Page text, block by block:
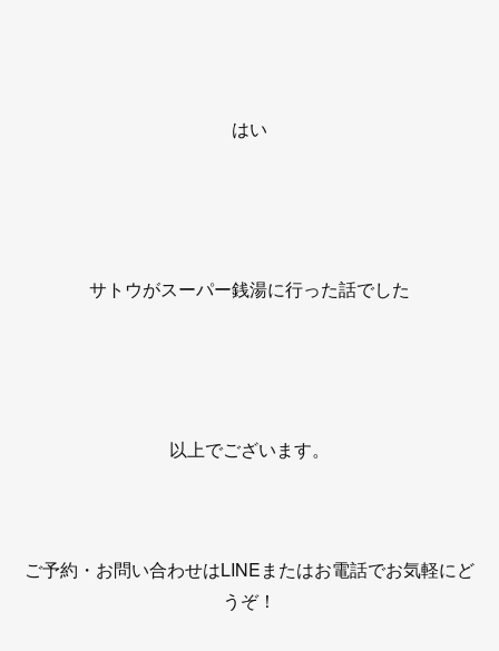
はい
サトウがスーパー銭湯に行った話でした
以上でございます。
ご予約・お問い合わせはLINEまたはお電話でお気軽にど
うぞ！